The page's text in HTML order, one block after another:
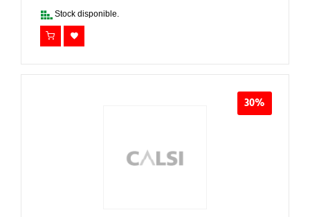
11,00€.7,70€.
Stock disponible.
30%